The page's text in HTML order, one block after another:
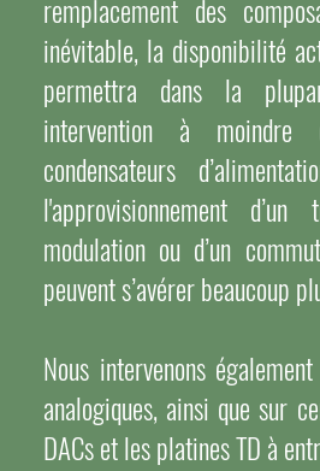
remplacement des
inévitable, la disponibilité
permettra dans la
intervention à moindre
condensateurs
l'approvisionnement d’un
modulation ou d’un
peuvent s’avérer beaucoup
Nous intervenons
analogiques, ainsi que sur
DACs et les platines TD à